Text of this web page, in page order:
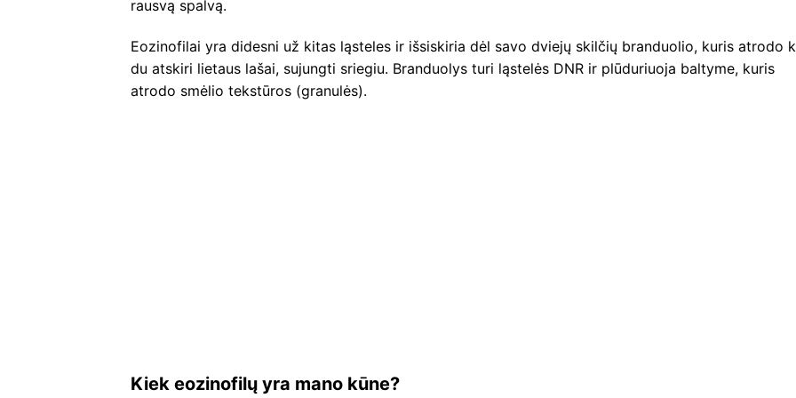
rausvą spalvą.
Eozinofilai yra didesni už kitas ląsteles ir išsiskiria dėl savo dviejų skilčių branduolio, kuris atrodo
du atskiri lietaus lašai, sujungti sriegiu. Branduolys turi ląstelės DNR ir plūduriuoja baltyme, kuris
atrodo smėlio tekstūros (granulės).
Kiek eozinofilų yra mano kūne?